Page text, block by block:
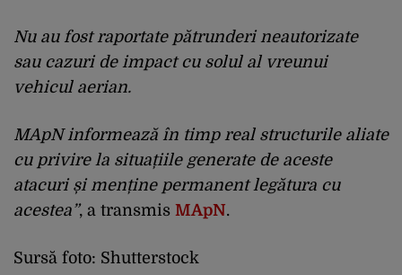
Nu au fost raportate pătrunderi neautorizate
sau cazuri de impact cu solul al vreunui
vehicul aerian.
MApN informează în timp real structurile aliate
cu privire la situațiile generate de aceste
atacuri și menține permanent legătura cu
acestea”, a transmis MApN.
Sursă foto: Shutterstock